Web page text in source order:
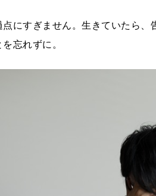
にすぎません。生きていたら、
忘れずに。